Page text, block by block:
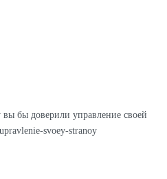
бы доверили управление своей
svoey-stranoy